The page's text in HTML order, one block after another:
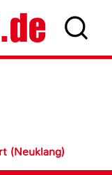
(Neuklang)